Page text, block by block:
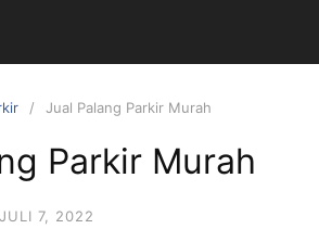
Jual Palang Parkir Murah
Parkir Murah
JULI 7, 2022